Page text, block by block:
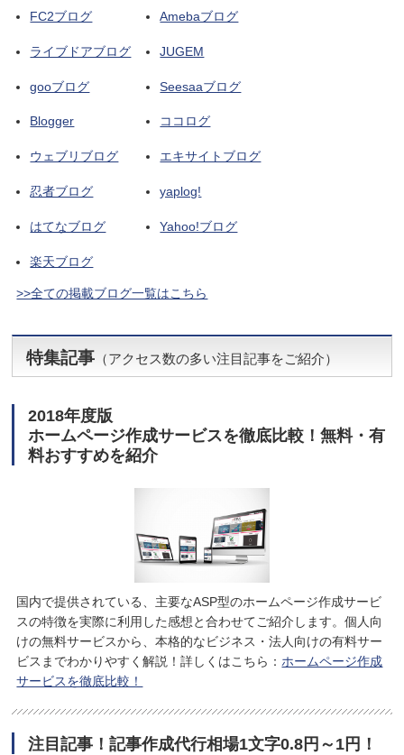
FC2ブログ Amebaブログ
ライブドアブログ JUGEM
gooブログ Seesaaブログ
Blogger ココログ
ウェブリブログ エキサイトブログ
忍者ブログ yaplog!
はてなブログ Yahoo!ブログ
楽天ブログ
>>全ての掲載ブログ一覧はこちら
特集記事 （アクセス数の多い注目記事をご紹介）
2018年度版
ホームページ作成サービスを徹底比較！無料・有
料おすすめを紹介
国内で提供されている、主要なASP型のホームページ作成サービ
スの特徴を実際に利用した感想と合わせてご紹介します。個人向
けの無料サービスから、本格的なビジネス・法人向けの有料サー
ビスまでわかりやすく解説！詳しくはこちら：ホームページ作成
サービスを徹底比較！
注目記事！記事作成代行相場1文字0.8円～1円！